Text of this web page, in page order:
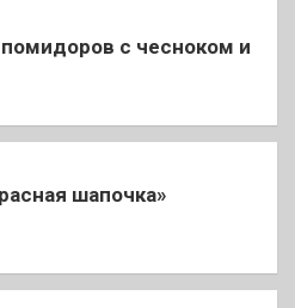
с чесноком и
шапочка»